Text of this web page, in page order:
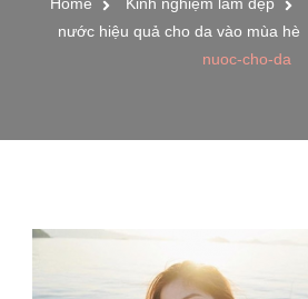
nước hiệu quả cho da vào mùa hè
nuoc-cho-da